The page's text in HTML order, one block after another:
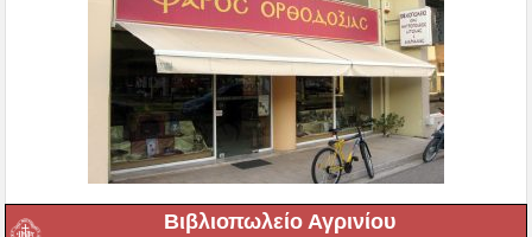
Βιβλιοπωλείο Αγρινίου